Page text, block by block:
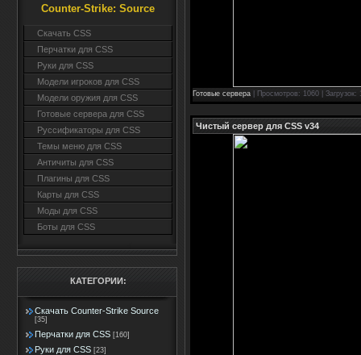
Counter-Strike: Source
Cкачать CSS
Перчатки для CSS
Руки для CSS
Модели игроков для CSS
Модели оружия для CSS
Готовые сервера для CSS
Руссификаторы для CSS
Темы меню для CSS
Античиты для CSS
Плагины для CSS
Карты для CSS
Моды для CSS
Боты для CSS
КАТЕГОРИИ:
Скачать Counter-Strike Source
[35]
Перчатки для CSS [160]
Руки для CSS [23]
Готовые сервера | Просмотров: 1060 |
Чистый сервер для CSS v34